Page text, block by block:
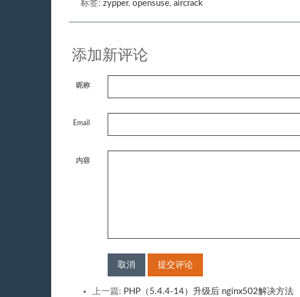
标签: zypper, opensuse, aircrack
添加新评论
昵称
Email
内容
取消 提交评论
上一篇: PHP（5.4.4-14）升级后 nginx502解决方法